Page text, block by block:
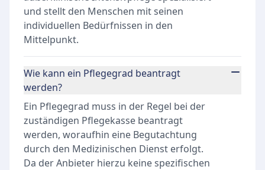
und stellt den Menschen mit seinen
individuellen Bedürfnissen in den
Mittelpunkt.
Wie kann ein Pflegegrad beantragt
werden?
Ein Pflegegrad muss in der Regel bei der
zuständigen Pflegekasse beantragt
werden, woraufhin eine Begutachtung
durch den Medizinischen Dienst erfolgt.
Da der Anbieter hierzu keine spezifischen